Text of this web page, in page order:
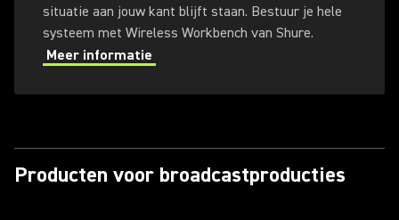
situatie aan jouw kant blijft staan. Bestuur je hele
systeem met Wireless Workbench van Shure.
Meer informatie
Producten voor broadcastproducties